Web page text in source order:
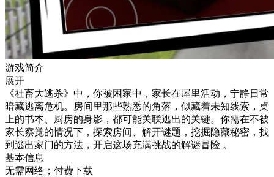
游戏简介
展开
《社畜大逃杀》中，你被困家中，家长在屋里活动，宁静日常
暗藏逃离危机。房间里那些熟悉的角落，似藏着未知线索，桌
上的书本、厨房的身影，都可能关联逃出的关键。你需在不被
家长察觉的情况下，探索房间、解开谜题，挖掘隐藏秘密，找
到逃出家门的方法，开启这场充满挑战的解谜冒险 。
基本信息
无需网络；付费下载